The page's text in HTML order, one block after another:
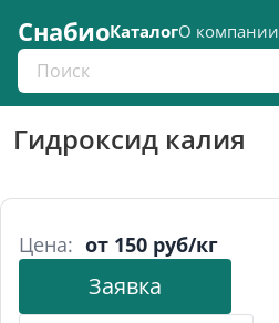
СнабиоКаталогО компании
Поиск по каталогу
Гидроксид калия
Цена: от 150 руб/кг
Заявка